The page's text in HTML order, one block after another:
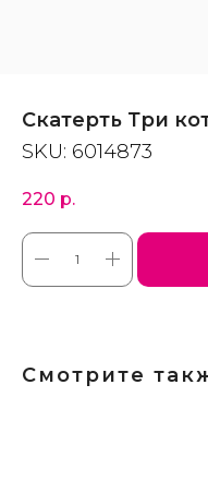
Скатерть Три
SKU: 6014873
220 р.
Смотрите